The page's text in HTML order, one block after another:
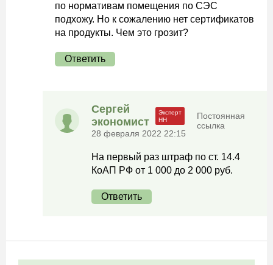
по нормативам помещения по СЭС
подхожу. Но к сожалению нет сертификатов
на продукты. Чем это грозит?
Ответить
Сергей
экономист
28 февраля 2022 22:15
Постоянная
ссылка
На первый раз штраф по ст. 14.4
КоАП РФ от 1 000 до 2 000 руб.
Ответить